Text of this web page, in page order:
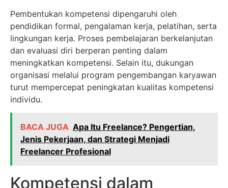
Pembentukan kompetensi dipengaruhi oleh
pendidikan formal, pengalaman kerja, pelatihan, serta
lingkungan kerja. Proses pembelajaran berkelanjutan
dan evaluasi diri berperan penting dalam
meningkatkan kompetensi. Selain itu, dukungan
organisasi melalui program pengembangan karyawan
turut mempercepat peningkatan kualitas kompetensi
individu.
BACA JUGA Apa Itu Freelance? Pengertian,
Jenis Pekerjaan, dan Strategi Menjadi
Freelancer Profesional
Kompetensi dalam